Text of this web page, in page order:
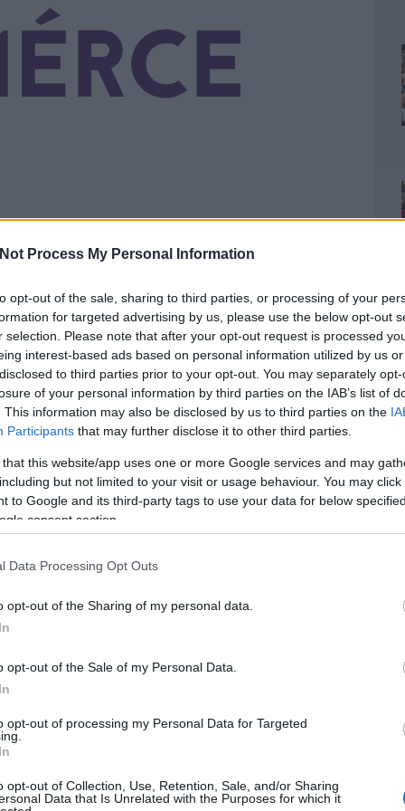
Process My Personal Information
opt-out of the sale, sharing to third parties, or processing of your
for targeted advertising by us, please use the below opt-out
selection. Please note that after your opt-out request is processed
interest-based ads based on personal information utilized by us
to third parties prior to your opt-out. You may separately
of your personal information by third parties on the IAB’s list of
This information may also be disclosed by us to third parties on the
Participants that may further disclose it to other third parties.
that this website/app uses one or more Google services and may
but not limited to your visit or usage behaviour. You may
to Google and its third-party tags to use your data for below
consent section.
Data Processing Opt Outs
opt-out of the Sharing of my personal data.
opt-out of the Sale of my Personal Data.
opt-out of processing my Personal Data for Targeted
opt-out of Collection, Use, Retention, Sale, and/or Sharing
Data that Is Unrelated with the Purposes for which it
minél több jelenlegi olvasónkhoz
indul a merce.hu, és minél több új
Ebben pedig nektek is nagy szerepetek lehet.
és a való világban, a barátaitok,
22-én indul a merce.hu, Magyarország első,
amely feldolgozza a nap legfontosabb
nők, a szegénységben élők, az egészségügy és
már az új, élesített portálon
folyamán, az eddig megszokott
számunkra is, eddig nem írtunk híreket,
hibázni is. De azt reméljük, hogy ezek
és sikerekhez képest, amit
új magyar hírportál el fog érni!
ezután is nagyon számítunk Rátok,
Mércén!
az indulásig, vagy feliratkoznál a
itt teheted meg:merce.hu